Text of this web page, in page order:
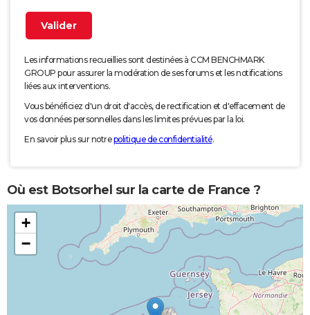
Les informations recueillies sont destinées à CCM BENCHMARK
GROUP pour assurer la modération de ses forums et les notifications
liées aux interventions.
Vous bénéficiez d'un droit d'accès, de rectification et d'effacement de
vos données personnelles dans les limites prévues par la loi.
En savoir plus sur notrepolitique de confidentialité.
Où est Botsorhel sur la carte de France ?
+
−